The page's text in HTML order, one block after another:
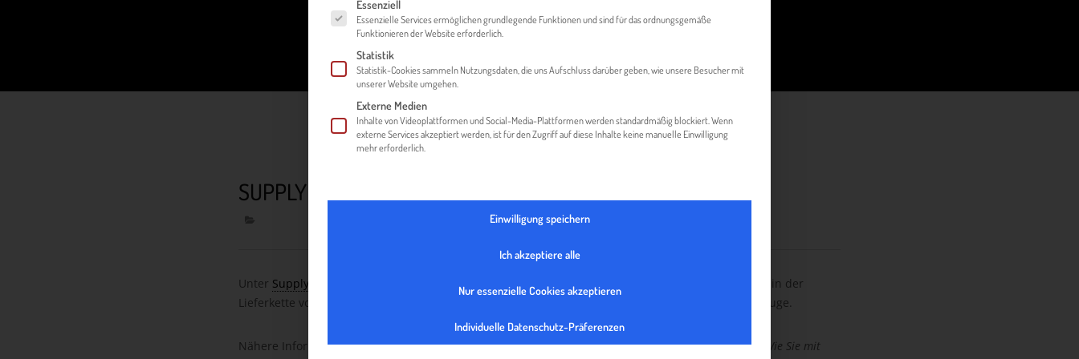
HOME
SUPPLY CHAIN RISK MANAGEMENT
Unter Supply Chain Risk Management
versteht man die Evaluierung der gegebenen Risikoposition in der
Lieferkette vom Ursprung bis zum Endabnehmer unter Einsatz verschiedener Managementwerkzeuge.
Nähere Informationen finden Sie in: Kurzmann E./ Langmann E. (2015),Supply Chain Management: Wie Sie mit
Essenziell
Essenzielle Services ermöglichen grundlegende Funktionen und sind für das ordnungsgemäße
Funktionieren der Website erforderlich.
Statistik
Statistik-Cookies sammeln Nutzungsdaten, die uns Aufschluss darüber geben, wie unsere Besucher mit
unserer Website umgehen.
Externe Medien
Inhalte von Videoplattformen und Social-Media-Plattformen werden standardmäßig blockiert. Wenn
externe Services akzeptiert werden, ist für den Zugriff auf diese Inhalte keine manuelle Einwilligung
mehr erforderlich.
Einwilligung speichern
Ich akzeptiere alle
Nur essenzielle Cookies akzeptieren
Individuelle Datenschutz-Präferenzen